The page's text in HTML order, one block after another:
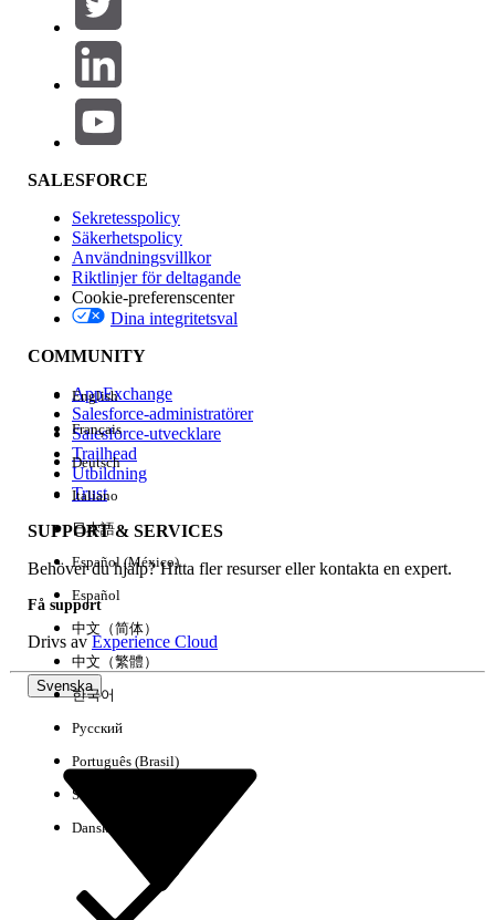
Produktområde
Funktionspåverkan
Version
Händelse
Rensa alla Klart
SALESFORCE
Sekretesspolicy
Säkerhetspolicy
Användningsvillkor
Riktlinjer för deltagande
Cookie-preferenscenter
Dina integritetsval
COMMUNITY
AppExchange
Salesforce-administratörer
Salesforce-utvecklare
Trailhead
Utbildning
Trust
SUPPORT & SERVICES
Behöver du hjälp? Hitta fler resurser eller kontakta en expert.
Få support
Drivs avExperience Cloud
Svenska
English
Français
Deutsch
Italiano
日本語
Español (México)
Español
中文（简体）
中文（繁體）
한국어
Русский
Português (Brasil)
Suomi
Dansk